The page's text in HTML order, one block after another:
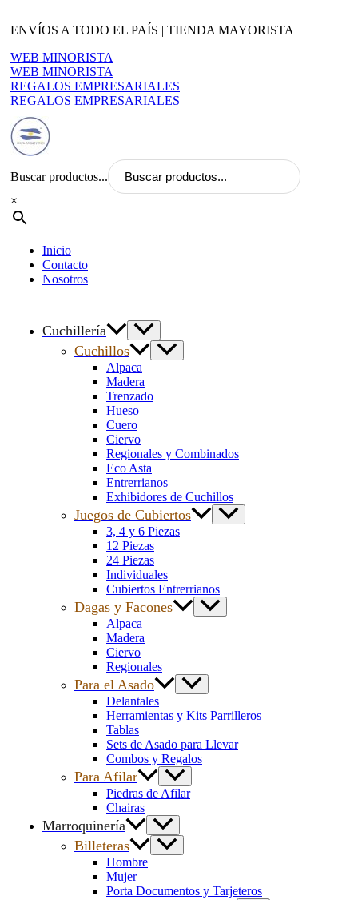
al
ENVÍOS A TODO EL PAÍS | TIENDA MAYORISTA
WEB MINORISTA
WEB MINORISTA
REGALOS EMPRESARIALES
REGALOS EMPRESARIALES
Buscar productos...
×
Inicio
Contacto
Nosotros
Cuchillería
Cuchillos
Alpaca
Madera
Trenzado
Hueso
Cuero
Ciervo
Regionales y Combinados
Eco Asta
Entrerrianos
Exhibidores de Cuchillos
Juegos de Cubiertos
3, 4 y 6 Piezas
12 Piezas
24 Piezas
Individuales
Cubiertos Entrerrianos
Dagas y Facones
Alpaca
Madera
Ciervo
Regionales
Para el Asado
Delantales
Herramientas y Kits Parrilleros
Tablas
Sets de Asado para Llevar
Combos y Regalos
Para Afilar
Piedras de Afilar
Chairas
Marroquinería
Billeteras
Hombre
Mujer
Porta Documentos y Tarjeteros